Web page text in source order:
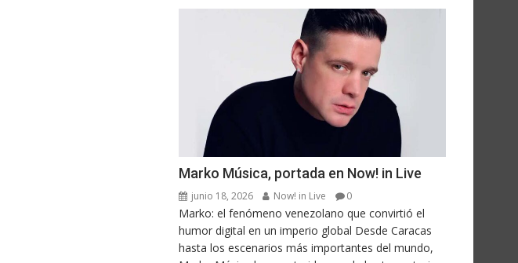
Marko Música, portada en Now! in Live
junio 18, 2026 Now! in Live 0
Marko: el fenómeno venezolano que convirtió el
humor digital en un imperio global Desde Caracas
hasta los escenarios más importantes del mundo,